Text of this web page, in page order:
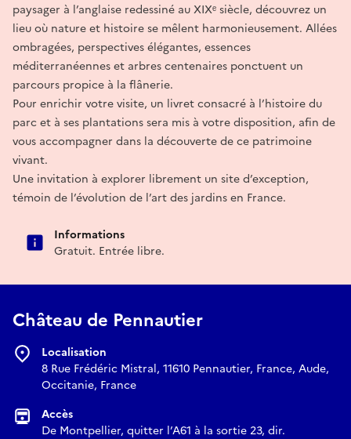
paysager à l’anglaise redessiné au XIXᵉ siècle, découvrez un
lieu où nature et histoire se mêlent harmonieusement. Allées
ombragées, perspectives élégantes, essences
méditerranéennes et arbres centenaires ponctuent un
parcours propice à la flânerie.
Pour enrichir votre visite, un livret consacré à l’histoire du
parc et à ses plantations sera mis à votre disposition, afin de
vous accompagner dans la découverte de ce patrimoine
vivant.
Une invitation à explorer librement un site d’exception,
témoin de l’évolution de l’art des jardins en France.
Informations
Gratuit. Entrée libre.
Château de Pennautier
Localisation
8 Rue Frédéric Mistral, 11610 Pennautier, France, Aude,
Occitanie, France
Accès
De Montpellier, quitter l’A61 à la sortie 23, dir.